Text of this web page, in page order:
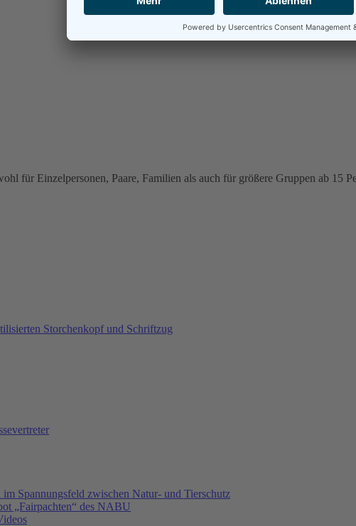
für Einzelpersonen, Paare, Familien als auch für größere Gruppen ab 15
im Spannungsfeld zwischen Natur- und Tierschutz
„Fairpachten“ des NABU